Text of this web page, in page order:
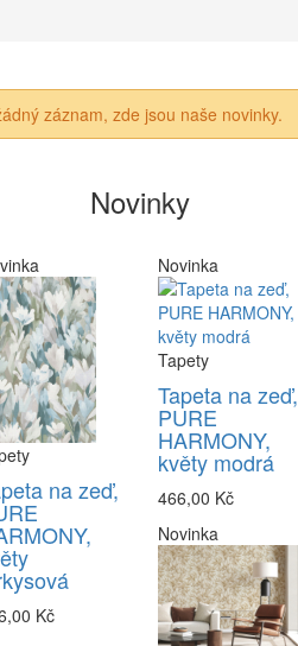
záznam, zde jsou naše novinky.
Novinky
na zeď,
Kč
Novinka
Tapety
Tapeta na zeď,
PURE
HARMONY,
květy modrá
466,00 Kč
Novinka